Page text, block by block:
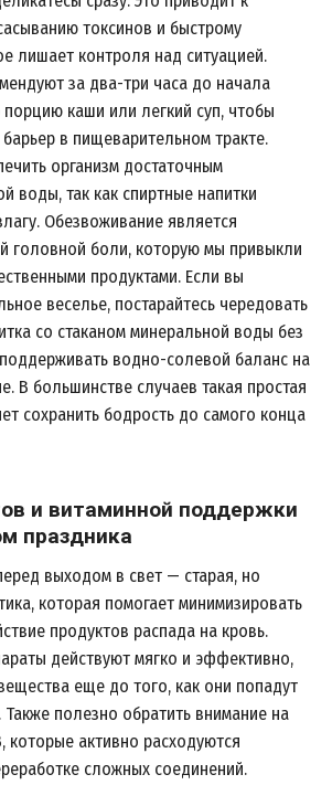
токсинов и быстрому
лишает контроля над ситуацией.
за два-три часа до начала
каши или легкий суп, чтобы
в пищеварительном тракте.
организм достаточным
воды, так как спиртные напитки
Обезвоживание является
головной боли, которую мы привыкли
продуктами. Если вы
веселье, постарайтесь чередовать
со стаканом минеральной воды без
водно-солевой баланс на
В большинстве случаев такая простая
сохранить бодрость до самого конца
и витаминной поддержки
праздника
выходом в свет — старая, но
которая помогает минимизировать
продуктов распада на кровь.
действуют мягко и эффективно,
еще до того, как они попадут
полезно обратить внимание на
которые активно расходуются
сложных соединений.